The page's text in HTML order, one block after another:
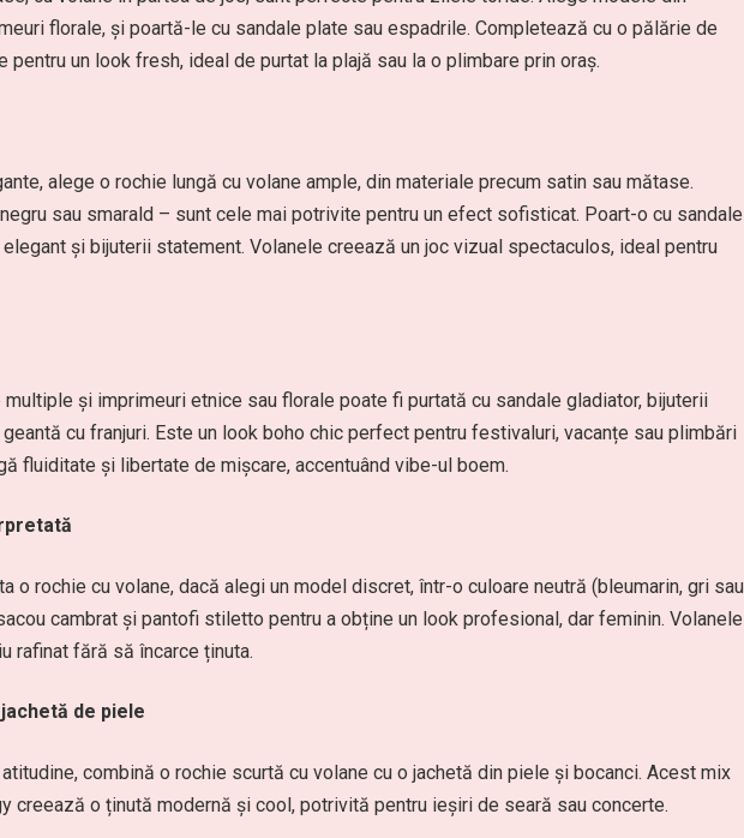
florale, și poartă-le cu sandale plate sau espadrile. Completează cu o pălărie de
pentru un look fresh, ideal de purtat la plajă sau la o plimbare prin oraș.
alege o rochie lungă cu volane ample, din materiale precum satin sau mătase.
sau smarald – sunt cele mai potrivite pentru un efect sofisticat. Poart-o cu sandale
și bijuterii statement. Volanele creează un joc vizual spectaculos, ideal pentru
multiple și imprimeuri etnice sau florale poate fi purtată cu sandale gladiator, bijuterii
cu franjuri. Este un look boho chic perfect pentru festivaluri, vacanțe sau plimbări
fluiditate și libertate de mișcare, accentuând vibe-ul boem.
o rochie cu volane, dacă alegi un model discret, într-o culoare neutră (bleumarin, gri sau
cambrat și pantofi stiletto pentru a obține un look profesional, dar feminin. Volanele
rafinat fără să încarce ținuta.
de piele
combină o rochie scurtă cu volane cu o jachetă din piele și bocanci. Acest mix
creează o ținută modernă și cool, potrivită pentru ieșiri de seară sau concerte.